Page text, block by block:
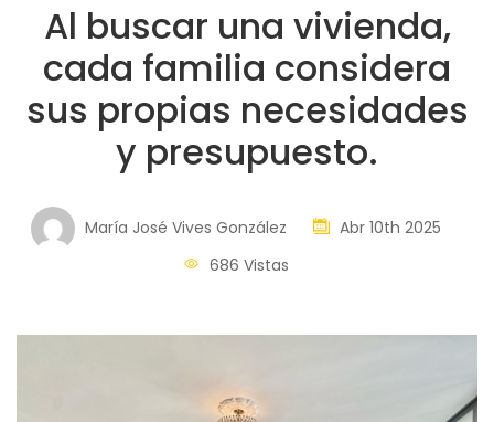
Al buscar una vivienda,
cada familia considera
sus propias necesidades
y presupuesto.
María José Vives González
Abr 10th 2025
686 Vistas